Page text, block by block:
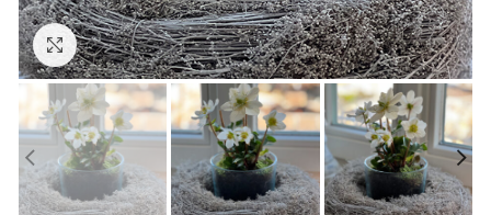
Click to enlarge